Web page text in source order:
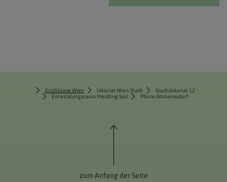
Erzdiözese Wien Vikariat Wien-Stadt
Stadtdekanat 12
Entwicklungsraum Meidling Süd
Pfarre Altmannsdorf
zum Anfang der Seite